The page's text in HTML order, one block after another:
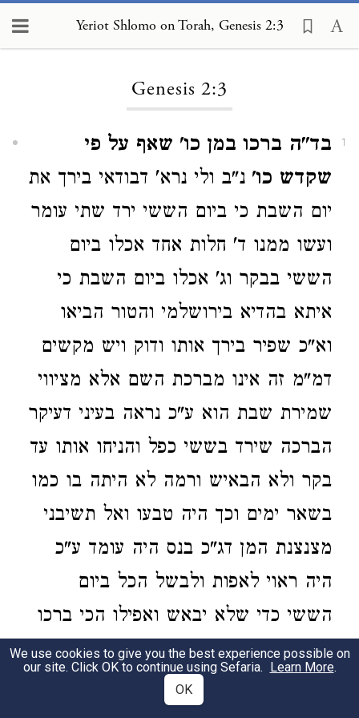
Yeriot Shlomo on Torah, Genesis 2:3
Genesis 2:3
1
בד"ה ברכו במן כו' שאף על פי
שקדש כו' נ"ב ולי נרא' דבודאי בירך את
יום השבת כי ביום הששי ירד שתי עומר
ועשו ממנו ד' חלות אחד אכלו ביום
הששי בבקר וג' אכלו ביום השבת כי
איתא בהדיא בירושלמי והטור הביאו
וא"כ שפיר בירך אותו ודוק ויש מקשים
דמ"מ זה אינו מברכת השם אלא מציווי
שמירת שבת הוא ע"כ נראה בעיני דעיקר
הברכה שירד בששי כפל והניחו אותו עד
בקר ולא הבאיש ורמה לא היתה בו כמו
בשאר ימים וכך היה טבעו ואל תשיבני
מצנצנת המן דג"כ בנס היה עומד ע"כ
היה ראוי לאפות ולבשל הכל ביום
הששי כדי שלא יבאש ואפילו הכי ברכו
השם שירד בששי כפל במקום השביעי
כאלו ירד בשביעי וקרא מסייע את אשר
We use cookies to give you the best experience possible on
our site. Click OK to continue using Sefaria. Learn More.
OK